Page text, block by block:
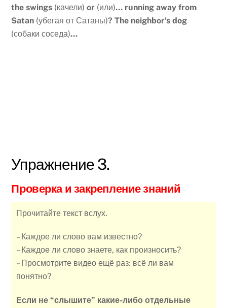
the swings (качели)or (или)… running away from
Satan (убегая от Сатаны)? The neighbor’s dog
(собаки соседа)…
Упражнение 3.
Проверка и закрепление знаний
Прочитайте текст вслух.
– Каждое ли слово вам известно?
– Каждое ли слово знаете, как произносить?
– Просмотрите видео ещё раз: всё ли вам
понятно?
Если не “слышите” какие-либо отдельные